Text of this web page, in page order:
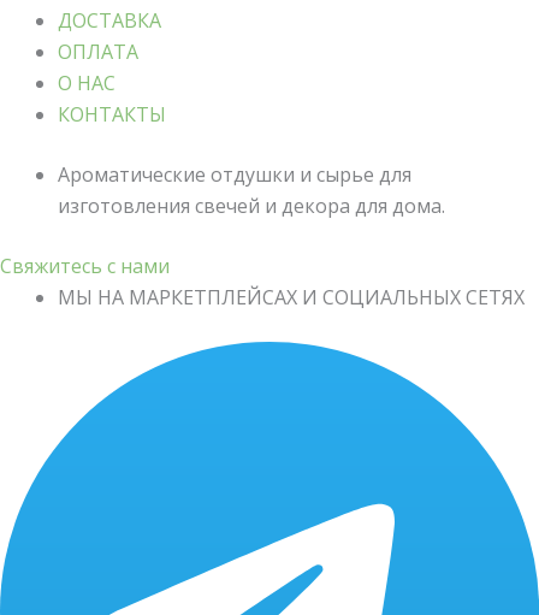
ДОСТАВКА
ОПЛАТА
О НАС
КОНТАКТЫ
Ароматические отдушки и сырье для
изготовления свечей и декора для дома.
Свяжитесь с нами
МЫ НА МАРКЕТПЛЕЙСАХ И СОЦИАЛЬНЫХ СЕТЯХ